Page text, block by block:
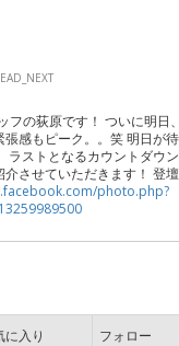
フの荻原です！ ついに明日
張感もピーク。。笑 明日が
ラストとなるカウントダウ
介させていただきます！ 登
photo.php?
に入り フォロー